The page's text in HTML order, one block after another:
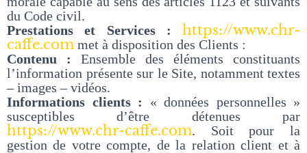
du Code civil.
Prestations et Services :
https://www.chr-
caffe.com met à disposition des Clients :
Contenu : Ensemble des éléments constituants
l’information présente sur le Site, notamment textes
– images – vidéos.
Informations clients : « données personnelles »
susceptibles d’être détenues par
https://www.chr-caffe.com. Soit pour la
gestion de votre compte, de la relation client et à